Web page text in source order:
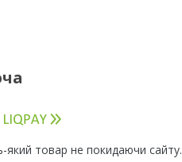
який товар не покидаючи сайту.